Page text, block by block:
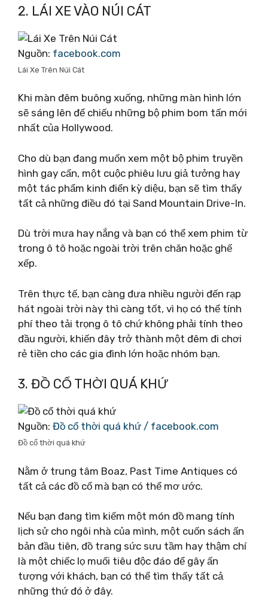
2. LÁI XE VÀO NÚI CÁT
Nguồn: facebook.com
Lái Xe Trên Núi Cát
Khi màn đêm buông xuống, những màn hình lớn
sẽ sáng lên để chiếu những bộ phim bom tấn mới
nhất của Hollywood.
Cho dù bạn đang muốn xem một bộ phim truyền
hình gay cấn, một cuộc phiêu lưu giả tưởng hay
một tác phẩm kinh điển kỳ diệu, bạn sẽ tìm thấy
tất cả những điều đó tại Sand Mountain Drive-In.
Dù trời mưa hay nắng và bạn có thể xem phim từ
trong ô tô hoặc ngoài trời trên chăn hoặc ghế
xếp.
Trên thực tế, bạn càng đưa nhiều người đến rạp
hát ngoài trời này thì càng tốt, vì họ có thể tính
phí theo tải trọng ô tô chứ không phải tính theo
đầu người, khiến đây trở thành một đêm đi chơi
rẻ tiền cho các gia đình lớn hoặc nhóm bạn.
3. ĐỒ CỔ THỜI QUÁ KHỨ
Nguồn: Đồ cổ thời quá khứ / facebook.com
Đồ cổ thời quá khứ
Nằm ở trung tâm Boaz, Past Time Antiques có
tất cả các đồ cổ mà bạn có thể mơ ước.
Nếu bạn đang tìm kiếm một món đồ mang tính
lịch sử cho ngôi nhà của mình, một cuốn sách ấn
bản đầu tiên, đồ trang sức sưu tầm hay thậm chí
là một chiếc lọ muối tiêu độc đáo để gây ấn
tượng với khách, bạn có thể tìm thấy tất cả
những thứ đó ở đây.